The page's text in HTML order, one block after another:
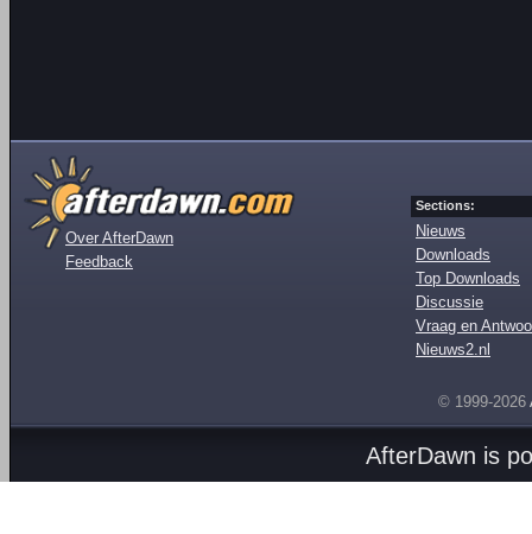
Over AfterDawn
Feedback
Sections:
Nieuws
Downloads
Top Downloads
Discussie
Vraag en
Nieuws2.nl
© 1999-2026
AfterDawn is